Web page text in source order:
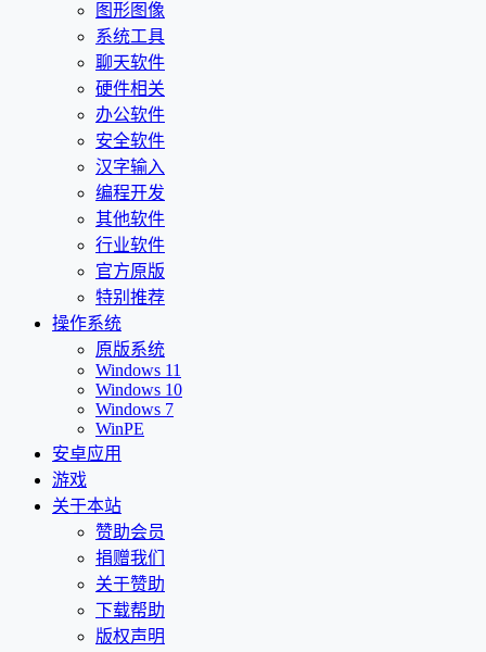
图形图像
系统工具
聊天软件
硬件相关
办公软件
安全软件
汉字输入
编程开发
其他软件
行业软件
官方原版
特别推荐
操作系统
原版系统
Windows 11
Windows 10
Windows 7
WinPE
安卓应用
游戏
关于本站
赞助会员
捐赠我们
关于赞助
下载帮助
版权声明